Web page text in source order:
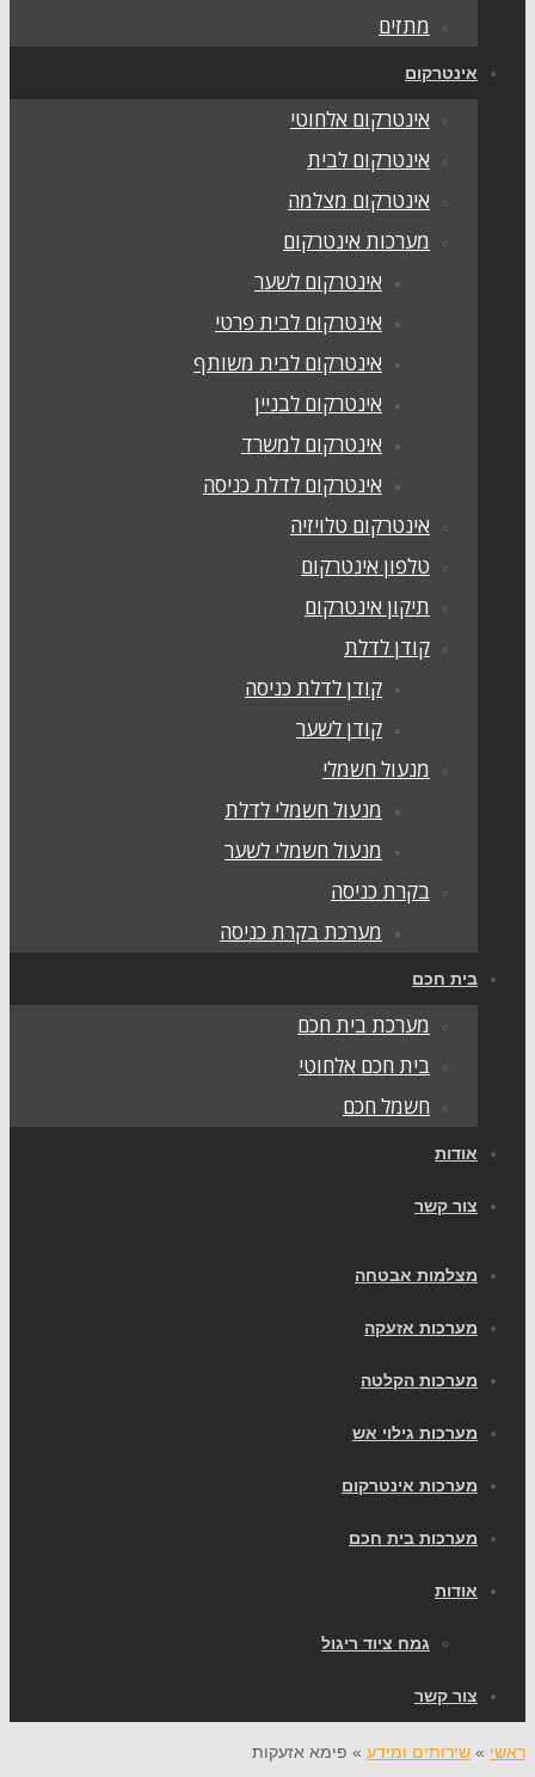
מתזים
אינטרקום
אינטרקום אלחוטי
אינטרקום לבית
אינטרקום מצלמה
מערכות אינטרקום
אינטרקום לשער
אינטרקום לבית פרטי
אינטרקום לבית משותף
אינטרקום לבניין
אינטרקום למשרד
אינטרקום לדלת כניסה
אינטרקום טלויזיה
טלפון אינטרקום
תיקון אינטרקום
קודן לדלת
קודן לדלת כניסה
קודן לשער
מנעול חשמלי
מנעול חשמלי לדלת
מנעול חשמלי לשער
בקרת כניסה
מערכת בקרת כניסה
בית חכם
מערכת בית חכם
בית חכם אלחוטי
חשמל חכם
אודות
צור קשר
מצלמות אבטחה
מערכות אזעקה
מערכות הקלטה
מערכות גילוי אש
מערכות אינטרקום
מערכות בית חכם
אודות
גמח ציוד ריגול
צור קשר
ראשי » שירותים ומידע » פימא אזעקות